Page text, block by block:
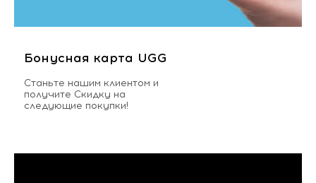
Бонусная карта UGG
Станьте нашим клиентом и
получите Скидку на
следующие покупки!